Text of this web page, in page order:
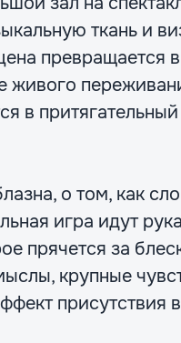
ткань и
превращается
в
о том, как
игра идут
прячется за
крупные
присутствия